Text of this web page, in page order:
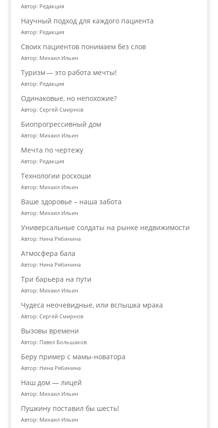
Автор: Редакция
Научный подход для каждого пациента
Автор: Редакция
Своих пациентов понимаем без слов
Автор: Михаил Ильин
Туризм — это работа мечты!
Автор: Редакция
Одинаковые, но непохожие?
Автор: Сергей Смирнов
Биопрогрессивный дом
Автор: Михаил Ильин
Мечта по чертежу
Автор: Редакция
Технологии роскоши
Автор: Михаил Ильин
Ваше здоровье – наша забота
Автор: Михаил Ильин
Универсальные солдаты на рынке недвижимости
Автор: Нина Рябинина
Атмосфера бала
Автор: Нина Рябинина
Три барьера на пути
Автор: Михаил Ильин
Чудеса неочевидные, или вспышка мрака
Автор: Сергей Смирнов
Вызовы времени
Автор: Павел Большаков
Беру пример с мамы-новатора
Автор: Нина Рябинина
Наш дом — лицей
Автор: Михаил Ильин
Пушкину поставил бы шесть!
Автор: Михаил Ильин